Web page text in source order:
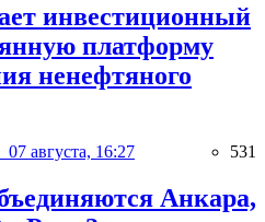
инвестиционный
платформу
ненефтяного
07 августа, 16:27 531
Анкара,